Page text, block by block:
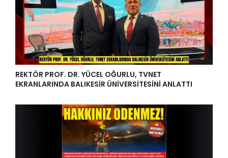
REKTÖR PROF. DR. YÜCEL OĞURLU, TVNET
EKRANLARINDA BALIKESİR ÜNİVERSİTESİNİ ANLATTI